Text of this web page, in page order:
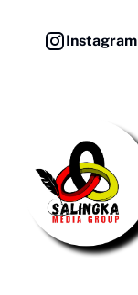
Instagram